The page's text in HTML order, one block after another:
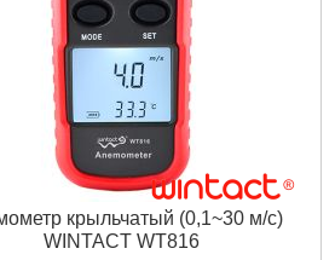
крыльчатый (0,1~30 м/с)
WINTACT WT816